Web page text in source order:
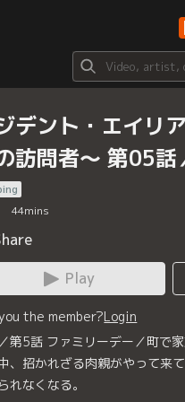
デント・エイリ
訪問者～ 第05話
44mins
Play
the member?Login
第5話 ファミリーデー／町で
、招かれざる肉親がやって来
れなくなる。